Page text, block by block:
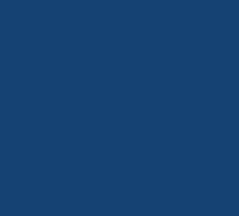
innovatiekracht.
in Nederland en